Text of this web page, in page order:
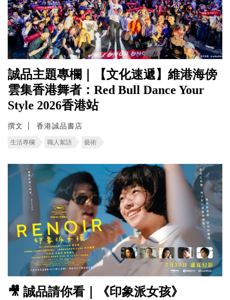
誠品主題專欄｜【文化速遞】維港海傍
雲集香港舞者：Red Bull Dance Your
Style 2026香港站
撰文 香港誠品書店
生活專欄 職人絮語 藝術
🎥 誠品請你看｜《印象派女孩》